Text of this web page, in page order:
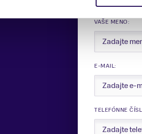
VAŠE MENO:
E-MAIL:
TELEFÓNNE